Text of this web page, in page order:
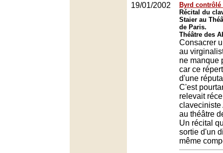
19/01/2002
Byrd
Récital du
Staier au
de Paris.
Théâtre des
Consacrer
au
ne manque
car ce
d'une
C'est
relevait
claveciniste
au théâtre
Un récital
sortie d'un
même